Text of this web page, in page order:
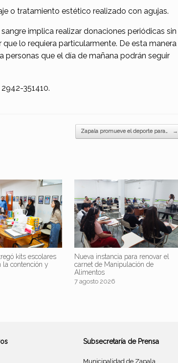
o tratamiento estético realizado con agujas.
implica realizar donaciones periódicas sin
lo requiera particularmente. De esta manera
personas que el día de mañana podrán seguir
351410.
Zapala promueve el deporte para… →
kits escolares
la contención y
Nueva instancia para renovar el
carnet de Manipulación de
Alimentos
7 agosto 2026
Subsecretaría de Prensa
Municipalidad de Zapala